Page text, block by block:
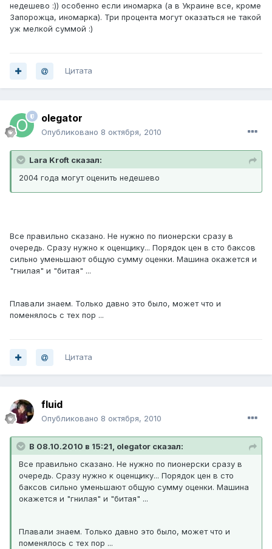
недешево :)) особенно если иномарка (а в Украине все, кроме
Запорожца, иномарка). Три процента могут оказаться не такой
уж мелкой суммой :)
Цитата
olegator
Опубликовано 8 октября, 2010
Lara Kroft сказал:
2004 года могут оценить недешево
Все правильно сказано. Не нужно по пионерски сразу в
очередь. Сразу нужно к оценщику... Порядок цен в сто баксов
сильно уменьшают общую сумму оценки. Машина окажется и
"гнилая" и "битая" ...
Плавали знаем. Только давно это было, может что и
поменялось с тех пор ...
Цитата
fluid
Опубликовано 8 октября, 2010
В 08.10.2010 в 15:21, olegator сказал:
Все правильно сказано. Не нужно по пионерски сразу в
очередь. Сразу нужно к оценщику... Порядок цен в сто
баксов сильно уменьшают общую сумму оценки. Машина
окажется и "гнилая" и "битая" ...
Плавали знаем. Только давно это было, может что и
поменялось с тех пор ...